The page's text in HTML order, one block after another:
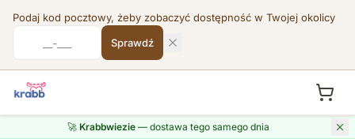
Podaj kod pocztowy, żeby zobaczyć dostępność w Twojej okolicy
Sprawdź
Przejdź do treści
🚀 Krabbwiezie— dostawa tego samego dnia